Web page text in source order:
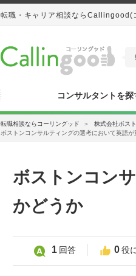
転職・キャリア相談ならCallingood(
コンサルタントを探
転職相談ならコーリングッド ＞ 株式会社ボス
ボストンコンサルティングの選考において英語が
ボストンコン
かどうか
1 回答 0役